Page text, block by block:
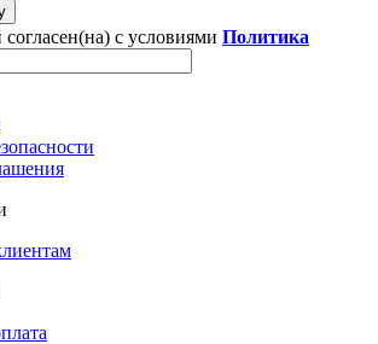
с условиями Политика